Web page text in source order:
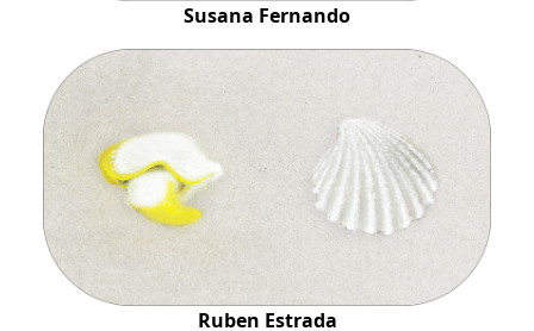
Susana Fernando
Ruben Estrada